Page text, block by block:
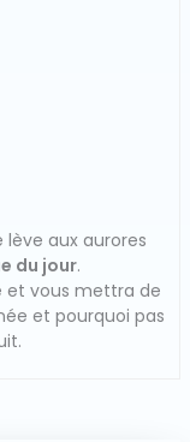
lève aux aurores
du jour.
et vous mettra de
et pourquoi pas